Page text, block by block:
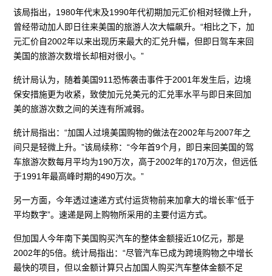
该局指出，1980年代末及1990年代初期加元汇价相对轻微上升，
曾经带动加人即日往来美国的旅游人次大幅飙升。“相比之下，加
元汇价自2002年以来出现历来最大的汇兑升幅，但即日驾车来回
美国的旅游次数增长却相对很小。”
统计局认为，随着美国911恐怖袭击事件于2001年发生后，边境
保安措施更为收紧，致使加元兑美元的汇兑率水平与即日来回加
美的旅游次数之间的关连有所减弱。
统计局指出：“加国人过境美国购物的做法在2002年与2007年之
间只是轻微上升。”该局续称：“今年首9个月，即日来回美国的驾
车旅游次数每月平均为190万次，高于2002年的170万次，但远低
于1991年最高峰时期的490万次。”
另一方面，今年透过速递方式付运货物前来加拿大的增长率“低于
平均数字”。速递是网上购物所采用的主要付运方式。
但加国人今年南下美国购买汽车的整体金额接近10亿元，那是
2002年的5倍。统计局指出：“尽管汽车已成为跨境购物之中增长
最快的项目，但以金额计算只占加国人购买汽车整体金额不足